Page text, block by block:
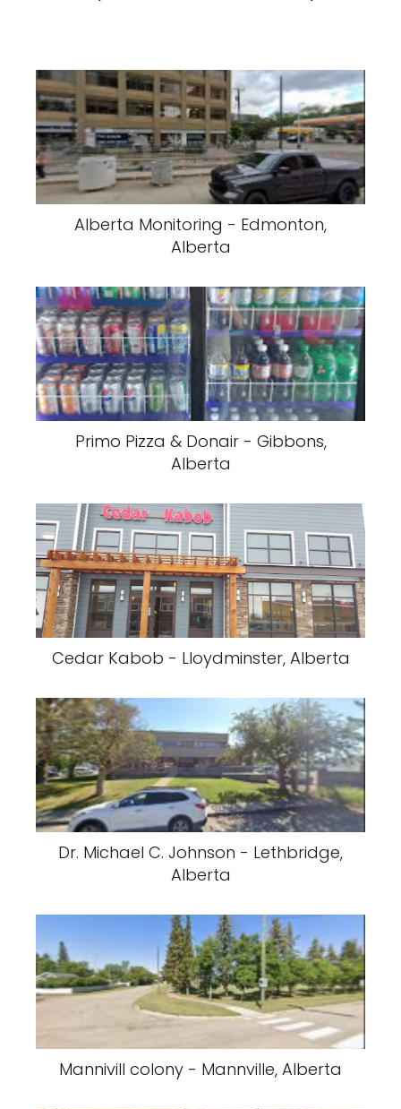
Alberta Monitoring - Edmonton,
Alberta
Primo Pizza & Donair - Gibbons,
Alberta
Cedar Kabob - Lloydminster, Alberta
Dr. Michael C. Johnson - Lethbridge,
Alberta
Mannivill colony - Mannville, Alberta